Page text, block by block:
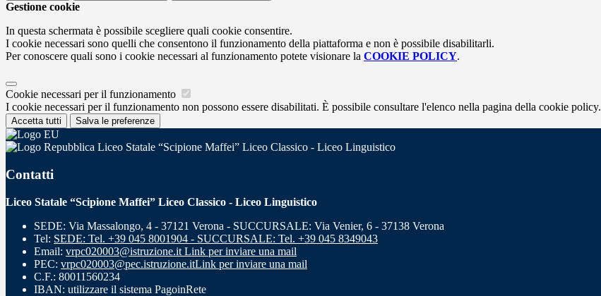
Gestione cookie
In questa schermata è possibile scegliere quali cookie consentire.
I cookie necessari sono quelli che consentono il funzionamento della piattaforma e non è possibile disabilitarli.
Per conoscere quali sono i cookie necessari al funzionamento potete visionare la COOKIE POLICY.
Cookie necessari per il funzionamento
I cookie necessari per il funzionamento non possono essere disabilitati. È possibile consultare l'elenco nella pagina della cookie policy.
Accetta tutti Salva le preferenze
Liceo Statale “Scipione Maffei” Liceo Classico - Liceo Linguistico
Contatti
Liceo Statale “Scipione Maffei” Liceo Classico - Liceo Linguistico
SEDE: Via Massalongo, 4 - 37121 Verona - SUCCURSALE: Via Venier, 6 - 37138 Verona
Tel: SEDE: Tel. +39 045 8001904 - SUCCURSALE: Tel. +39 045 8349043
Email: vrpc020003@istruzione.it Link per inviare una mail
PEC: vrpc020003@pec.istruzione.itLink per inviare una mail
C.F.: 80011560234
IBAN: utilizzare il sistema PagoinRete